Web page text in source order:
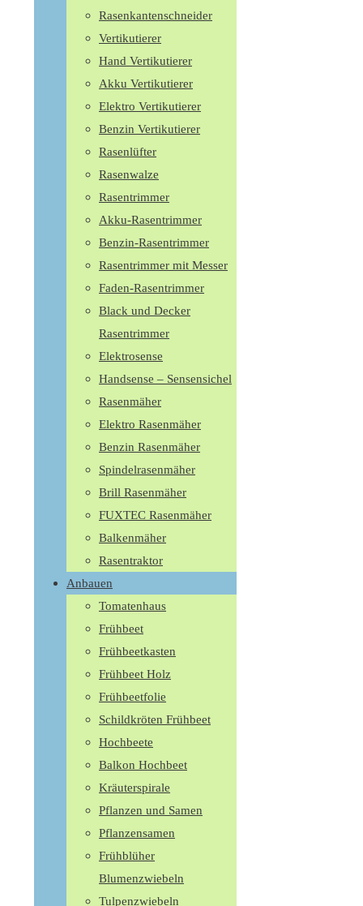
einzuklappen
Rasenkantenschneider
Vertikutierer
Hand Vertikutierer
Akku Vertikutierer
Elektro Vertikutierer
Benzin Vertikutierer
Rasenlüfter
Rasenwalze
Rasentrimmer
Akku-Rasentrimmer
Benzin-Rasentrimmer
Rasentrimmer mit Messer
Faden-Rasentrimmer
Black und Decker
Rasentrimmer
Elektrosense
Handsense – Sensensichel
Rasenmäher
Elektro Rasenmäher
Benzin Rasenmäher
Spindelrasenmäher
Brill Rasenmäher
FUXTEC Rasenmäher
Balkenmäher
Rasentraktor
Anbauen
Tomatenhaus
Frühbeet
Frühbeetkasten
Frühbeet Holz
Frühbeetfolie
Schildkröten Frühbeet
Hochbeete
Balkon Hochbeet
Kräuterspirale
Pflanzen und Samen
Pflanzensamen
Frühblüher
Blumenzwiebeln
Tulpenzwiebeln